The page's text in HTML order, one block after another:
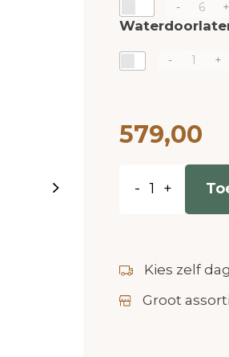
- +
- +
579,00
- +
Kies zelf
Groot